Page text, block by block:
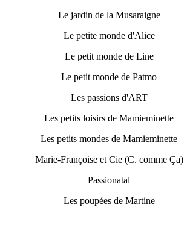
Le jardin de la Musaraigne
Le petite monde d'Alice
Le petit monde de Line
Le petit monde de Patmo
Les passions d'ART
Les petits loisirs de Mamieminette
Les petits mondes de Mamieminette
Marie-Françoise et Cie (C. comme Ça)
Passionatal
Les poupées de Martine